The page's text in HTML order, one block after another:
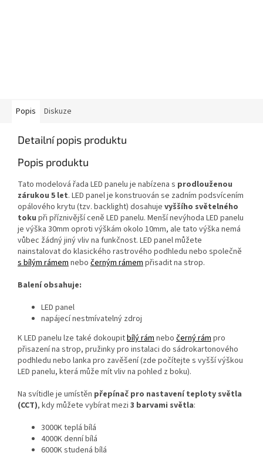
Popis Diskuze
Detailní popis produktu
Popis produktu
Tato modelová řada LED panelu je nabízena s prodlouženou
zárukou 5 let. LED panel je konstruován se zadním podsvícením
opálového krytu (tzv. backlight) dosahuje vyššího světelného
toku při příznivější ceně LED panelu. Menší nevýhoda LED panelu
je výška 30mm oproti výškám okolo 10mm, ale tato výška nemá
vůbec žádný jiný vliv na funkčnost. LED panel můžete
nainstalovat do klasického rastrového podhledu nebo společně
s bílým rámemnebo černým rámempřisadit na strop.
Balení obsahuje:
LED panel
napájecí nestmívatelný zdroj
K LED panelu lze také dokoupitbílý rámnebo černý rámpro
přisazení na strop, pružinky pro instalaci do sádrokartonového
podhledu nebo lanka pro zavěšení (zde počítejte s vyšší výškou
LED panelu, která může mít vliv na pohled z boku).
Na svítidle je umístěn přepínač pro nastavení teploty světla
(CCT), kdy můžete vybírat mezi 3 barvami světla:
3000K teplá bílá
4000K denní bílá
6000K studená bílá